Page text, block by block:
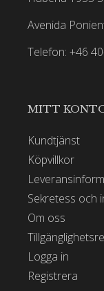
Avenida
Telefon: +46
MITT
Kundtjänst
Köpvillkor
Sekretess och
Om oss
Logga in
Registrera